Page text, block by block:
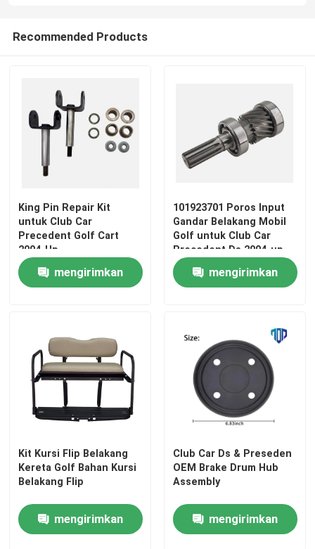
Rumah
Tentang kami
Tur Pabrik
Hubungi kami
Berita
Cermin Samping Kereta Golf
Recommended Products
King Pin Repair Kit
untuk Club Car
Precedent Golf Cart
2004-Up-
103638601,103638801
mengirimkan
101923701 Poros Input
Gandar Belakang Mobil
Golf untuk Club Car
Precedent Ds 2004-up
mengirimkan
Kit Kursi Flip Belakang
Kereta Golf Bahan Kursi
Belakang Flip
mengirimkan
Club Car Ds & Preseden
OEM Brake Drum Hub
Assembly
mengirimkan